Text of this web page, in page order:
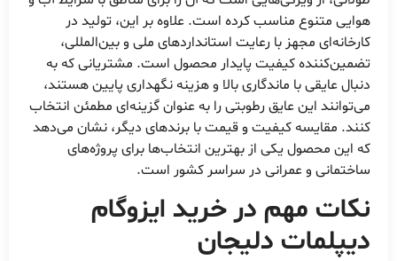
هوایی متنوع مناسب کرده است. علاوه بر این، تولید در
کارخانه‌ای مجهز با رعایت استانداردهای ملی و بین‌المللی،
تضمین‌کننده کیفیت پایدار محصول است. مشتریانی که به
دنبال عایقی با ماندگاری بالا و هزینه نگهداری پایین هستند،
می‌توانند این عایق رطوبتی را به عنوان گزینه‌ای مطمئن انتخاب
کنند. مقایسه کیفیت و قیمت با برندهای دیگر، نشان می‌دهد
که این محصول یکی از بهترین انتخاب‌ها برای پروژه‌های
ساختمانی و عمرانی در سراسر کشور است.
نکات مهم در خرید ایزوگام
دیپلمات دلیجان